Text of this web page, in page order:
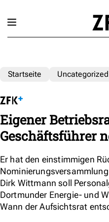
Startseite Uncategorized
Eigener
Geschäftsführer
Er hat den einstimmigen
Dirk Wittmann soll
Dortmunder Energie- und
Wann der Aufsichtsrat